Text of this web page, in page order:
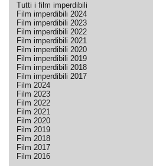
Tutti i film imperdibili
Film imperdibili 2024
Film imperdibili 2023
Film imperdibili 2022
Film imperdibili 2021
Film imperdibili 2020
Film imperdibili 2019
Film imperdibili 2018
Film imperdibili 2017
Film 2024
Film 2023
Film 2022
Film 2021
Film 2020
Film 2019
Film 2018
Film 2017
Film 2016